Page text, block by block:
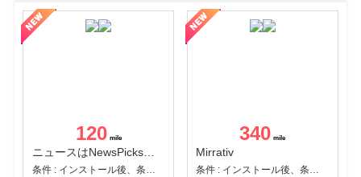
120
ニュースはNewsPicks｜経済ニュース・就活・ビジネス
条件 : インストール後、条件達成
340
Mirrativ
条件 : インストール後、条件達成